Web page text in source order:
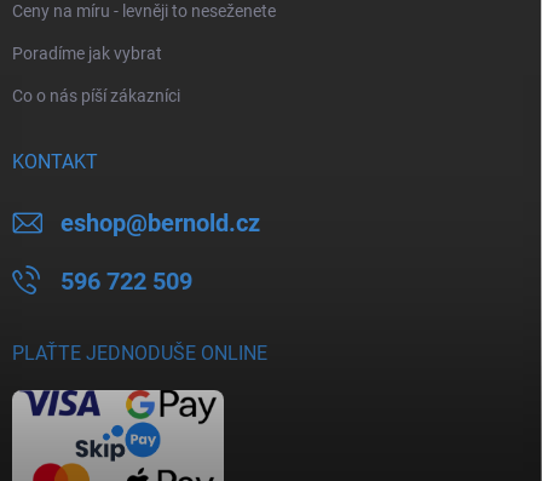
Ceny na míru - levněji to neseženete
Poradíme jak vybrat
Co o nás píší zákazníci
KONTAKT
eshop@bernold.cz
596 722 509
PLAŤTE JEDNODUŠE ONLINE